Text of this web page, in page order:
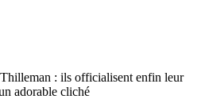
: ils officialisent enfin leur
adorable cliché